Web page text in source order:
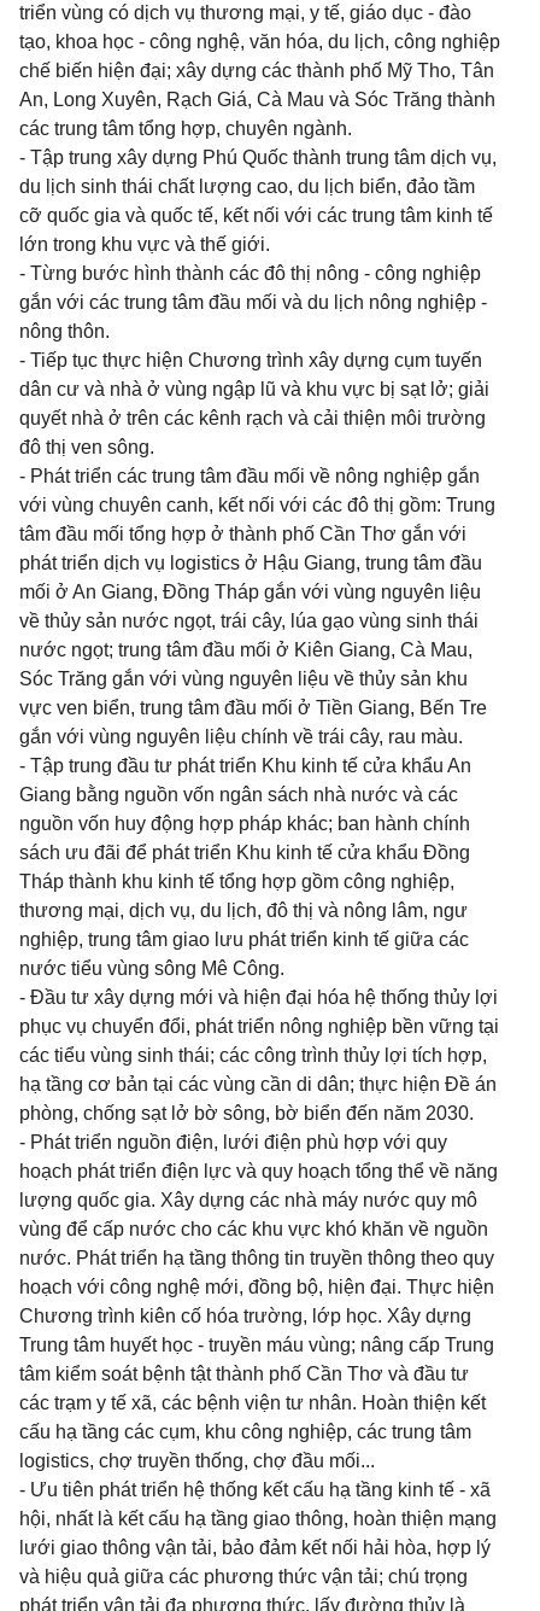
triển vùng có dịch vụ thương mại, y tế, giáo dục - đào
tạo, khoa học - công nghệ, văn hóa, du lịch, công nghiệp
chế biến hiện đại; xây dựng các thành phố Mỹ Tho, Tân
An, Long Xuyên, Rạch Giá, Cà Mau và Sóc Trăng thành
các trung tâm tổng hợp, chuyên ngành.
- Tập trung xây dựng Phú Quốc thành trung tâm dịch vụ,
du lịch sinh thái chất lượng cao, du lịch biển, đảo tầm
cỡ quốc gia và quốc tế, kết nối với các trung tâm kinh tế
lớn trong khu vực và thế giới.
- Từng bước hình thành các đô thị nông - công nghiệp
gắn với các trung tâm đầu mối và du lịch nông nghiệp -
nông thôn.
- Tiếp tục thực hiện Chương trình xây dựng cụm tuyến
dân cư và nhà ở vùng ngập lũ và khu vực bị sạt lở; giải
quyết nhà ở trên các kênh rạch và cải thiện môi trường
đô thị ven sông.
- Phát triển các trung tâm đầu mối về nông nghiệp gắn
với vùng chuyên canh, kết nối với các đô thị gồm: Trung
tâm đầu mối tổng hợp ở thành phố Cần Thơ gắn với
phát triển dịch vụ logistics ở Hậu Giang, trung tâm đầu
mối ở An Giang, Đồng Tháp gắn với vùng nguyên liệu
về thủy sản nước ngọt, trái cây, lúa gạo vùng sinh thái
nước ngọt; trung tâm đầu mối ở Kiên Giang, Cà Mau,
Sóc Trăng gắn với vùng nguyên liệu về thủy sản khu
vực ven biển, trung tâm đầu mối ở Tiền Giang, Bến Tre
gắn với vùng nguyên liệu chính về trái cây, rau màu.
- Tập trung đầu tư phát triển Khu kinh tế cửa khẩu An
Giang bằng nguồn vốn ngân sách nhà nước và các
nguồn vốn huy động hợp pháp khác; ban hành chính
sách ưu đãi để phát triển Khu kinh tế cửa khẩu Đồng
Tháp thành khu kinh tế tổng hợp gồm công nghiệp,
thương mại, dịch vụ, du lịch, đô thị và nông lâm, ngư
nghiệp, trung tâm giao lưu phát triển kinh tế giữa các
nước tiểu vùng sông Mê Công.
- Đầu tư xây dựng mới và hiện đại hóa hệ thống thủy lợi
phục vụ chuyển đổi, phát triển nông nghiệp bền vững tại
các tiểu vùng sinh thái; các công trình thủy lợi tích hợp,
hạ tầng cơ bản tại các vùng cần di dân; thực hiện Đề án
phòng, chống sạt lở bờ sông, bờ biển đến năm 2030.
- Phát triển nguồn điện, lưới điện phù hợp với quy
hoạch phát triển điện lực và quy hoạch tổng thể về năng
lượng quốc gia. Xây dựng các nhà máy nước quy mô
vùng để cấp nước cho các khu vực khó khăn về nguồn
nước. Phát triển hạ tầng thông tin truyền thông theo quy
hoạch với công nghệ mới, đồng bộ, hiện đại. Thực hiện
Chương trình kiên cố hóa trường, lớp học. Xây dựng
Trung tâm huyết học - truyền máu vùng; nâng cấp Trung
tâm kiểm soát bệnh tật thành phố Cần Thơ và đầu tư
các trạm y tế xã, các bệnh viện tư nhân. Hoàn thiện kết
cấu hạ tầng các cụm, khu công nghiệp, các trung tâm
logistics, chợ truyền thống, chợ đầu mối...
- Ưu tiên phát triển hệ thống kết cấu hạ tầng kinh tế - xã
hội, nhất là kết cấu hạ tầng giao thông, hoàn thiện mạng
lưới giao thông vận tải, bảo đảm kết nối hải hòa, hợp lý
và hiệu quả giữa các phương thức vận tải; chú trọng
phát triển vận tải đa phương thức, lấy đường thủy là